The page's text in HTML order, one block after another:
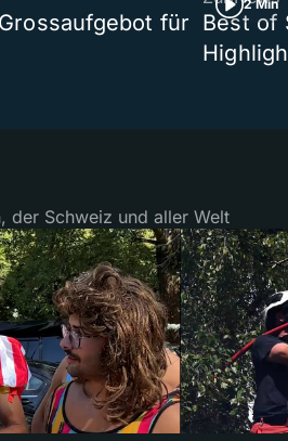
für
2 Min
Best of
der Schweiz und aller Welt